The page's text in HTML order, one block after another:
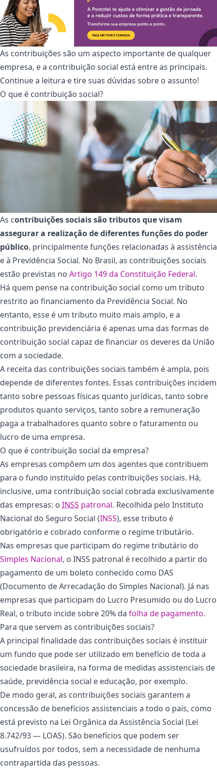
As contribuições são um aspecto importante de qualquer
empresa, e a contribuição social está entre as principais.
Continue a leitura e tire suas dúvidas sobre o assunto!
O que é contribuição social?
As contribuições sociais são tributos que visam
assegurar a realização de diferentes funções do poder
público, principalmente funções relacionadas à assistência
e à Previdência Social. No Brasil, as contribuições sociais
estão previstas no Artigo 149 da Constituição Federal.
Há quem pense na contribuição social como um tributo
restrito ao financiamento da Previdência Social. No
entanto, esse é um tributo muito mais amplo, e a
contribuição previdenciária é apenas uma das formas de
contribuição social capaz de financiar os deveres da União
com a sociedade.
A receita das contribuições sociais também é ampla, pois
depende de diferentes fontes. Essas contribuições incidem
tanto sobre pessoas físicas quanto jurídicas, tanto sobre
produtos quanto serviços, tanto sobre a remuneração
paga a trabalhadores quanto sobre o faturamento ou
lucro de uma empresa.
O que é contribuição social da empresa?
As empresas compõem um dos agentes que contribuem
para o fundo instituído pelas contribuições sociais. Há,
inclusive, uma contribuição social cobrada exclusivamente
das empresas: o INSS patronal. Recolhida pelo Instituto
Nacional do Seguro Social (INSS), esse tributo é
obrigatório e cobrado conforme o regime tributário.
Nas empresas que participam do regime tributário do
Simples Nacional, o INSS patronal é recolhido a partir do
pagamento de um boleto conhecido como DAS
(Documento de Arrecadação do Simples Nacional). Já nas
empresas que participam do Lucro Presumido ou do Lucro
Real, o tributo incide sobre 20% da folha de pagamento.
Para que servem as contribuições sociais?
A principal finalidade das contribuições sociais é instituir
um fundo que pode ser utilizado em benefício de toda a
sociedade brasileira, na forma de medidas assistenciais de
saúde, previdência social e educação, por exemplo.
De modo geral, as contribuições sociais garantem a
concessão de benefícios assistenciais a todo o país, como
está previsto na Lei Orgânica da Assistência Social (Lei
8.742/93 — LOAS). São benefícios que podem ser
usufruídos por todos, sem a necessidade de nenhuma
contrapartida das pessoas.